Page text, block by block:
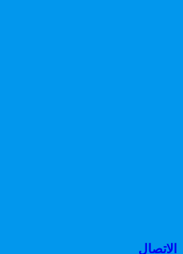
الاتصال